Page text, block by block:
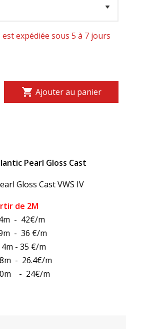
expédiée sous 5 à 7 jours
shopping_cart Ajouter au panier
Pearl Gloss Cast
Gloss Cast VWS IV
de 2M
- 42€/m
€/m
35 €/m
26.4€/m
- 24€/m